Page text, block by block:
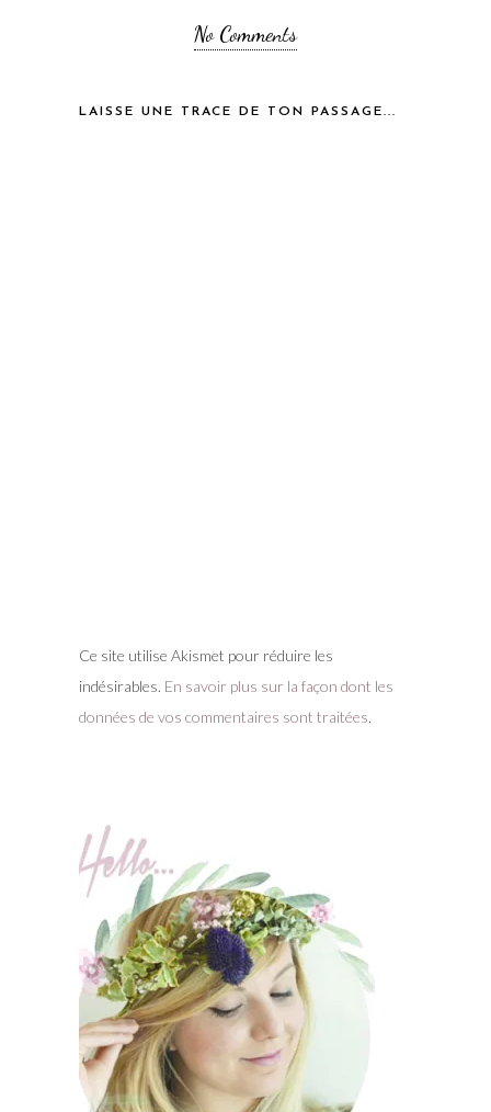
No Comments
LAISSE UNE TRACE DE TON PASSAGE...
Ce site utilise Akismet pour réduire les
indésirables. En savoir plus sur la façon dont les
données de vos commentaires sont traitées.